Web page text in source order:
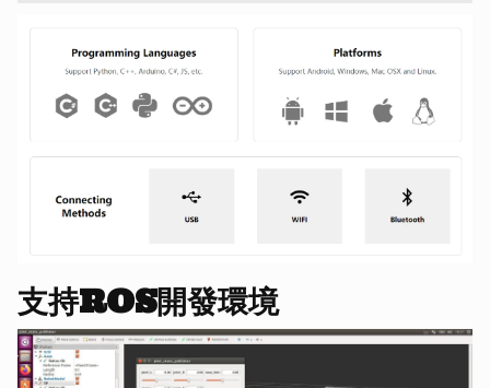
支持ROS開發環境